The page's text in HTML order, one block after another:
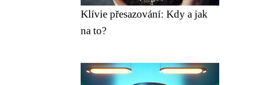
Klívie přesazování: Kdy a jak
na to?